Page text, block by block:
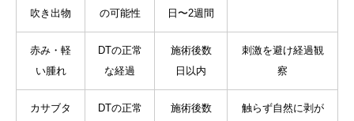
吹き出物
の可能性
日〜2週間
赤み・軽
い腫れ
DTの正常
な経過
施術後数
日以内
刺激を避け経過観
察
カサブタ
DTの正常
施術後数
触らず自然に剥が